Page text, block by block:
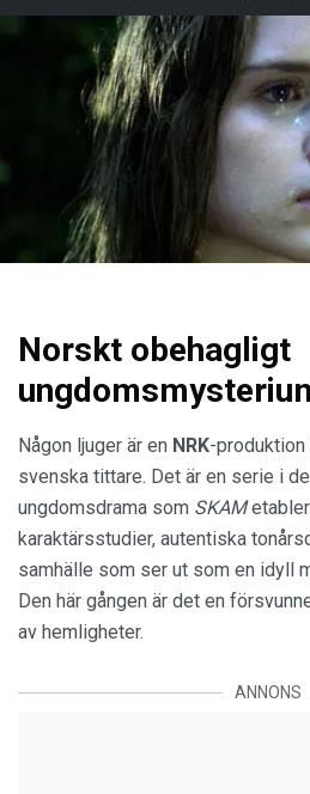
Norskt obehagligt
Någon ljuger är en NRK-produktion
svenska tittare. Det är en serie i
ungdomsdrama som SKAM
karaktärsstudier, autentiska
samhälle som ser ut som en idyll
Den här gången är det en
av hemligheter.
ANNONS